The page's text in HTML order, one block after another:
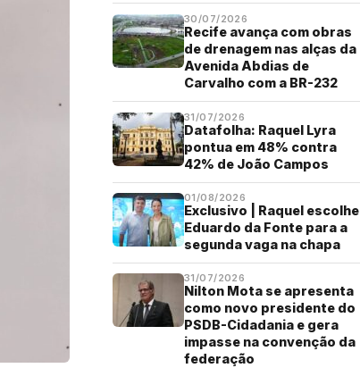
30/07/2026
Recife avança com obras
de drenagem nas alças da
Avenida Abdias de
Carvalho com a BR-232
31/07/2026
Datafolha: Raquel Lyra
pontua em 48% contra
42% de João Campos
01/08/2026
Exclusivo | Raquel escolhe
Eduardo da Fonte para a
segunda vaga na chapa
31/07/2026
Nilton Mota se apresenta
como novo presidente do
PSDB-Cidadania e gera
impasse na convenção da
federação